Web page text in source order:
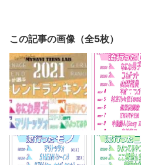
この記事の画像（全5枚）